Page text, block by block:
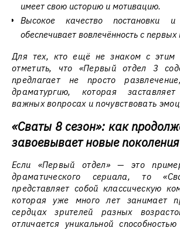
имеет свою историю и мотивацию.
Высокое качество постановки
обеспечивает вовлечённость с первых
Для тех, кто ещё не знаком с этим
отметить, что «Первый отдел 3
предлагает не просто
драматургию, которая
важных вопросах и почувствовать
«Сваты 8 сезон»: как
завоевывает новые поколения
Если «Первый отдел» — это
драматического сериала, то
представляет собой классическую
которая уже много лет занимает
сердцах зрителей разных
отличается уникальной